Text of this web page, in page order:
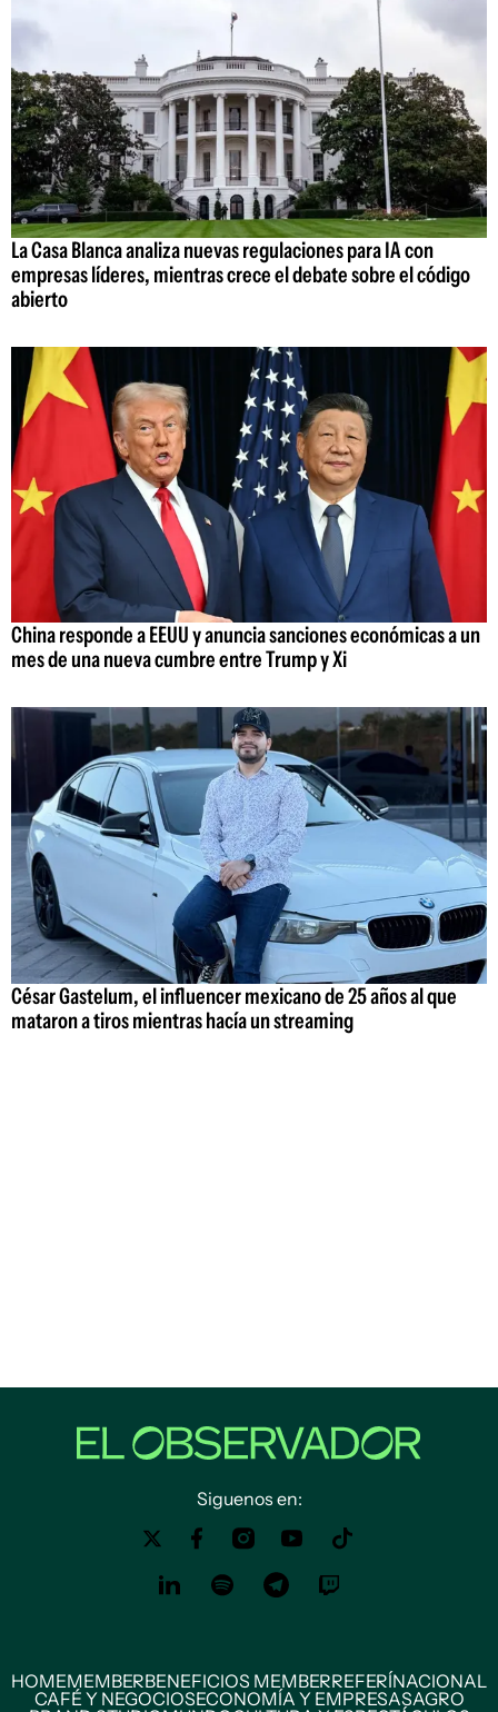
La Casa Blanca analiza nuevas regulaciones para IA con
empresas líderes, mientras crece el debate sobre el código
abierto
China responde a EEUU y anuncia sanciones económicas a un
mes de una nueva cumbre entre Trump y Xi
César Gastelum, el influencer mexicano de 25 años al que
mataron a tiros mientras hacía un streaming
Siguenos en:
HOMEMEMBERBENEFICIOS MEMBERREFERÍNACIONAL
CAFÉ Y NEGOCIOSECONOMÍA Y EMPRESASAGRO